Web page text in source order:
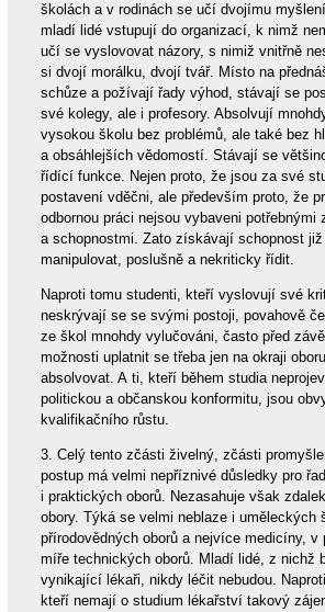
školách a v rodinách se učí dvojímu
mladí lidé vstupují do organizací, k nimž
učí se vyslovovat názory, s nimiž vnitřně
si dvojí morálku, dvojí tvář. Místo na
schůze a požívají řady výhod, stávají se
své kolegy, ale i profesory. Absolvují
vysokou školu bez problémů, ale také bez
a obsáhlejších vědomostí. Stávají se
řídící funkce. Nejen proto, že jsou za své
postavení vděčni, ale především proto, že
odbornou práci nejsou vybaveni potřebnými
a schopnostmi. Zato získávají schopnost
manipulovat, poslušně a nekriticky řídit.
Naproti tomu studenti, kteří vyslovují své
neskrývají se se svými postoji, povahově
ze škol mnohdy vylučováni, často před
možnosti uplatnit se třeba jen na okraji
absolvovat. A ti, kteří během studia
politickou a občanskou konformitu, jsou
kvalifikačního růstu.
3. Celý tento zčásti živelný, zčásti
postup má velmi nepříznivé důsledky pro
i praktických oborů. Nezasahuje však
obory. Týká se velmi neblaze i uměleckých
přírodovědných oborů a nejvíce medicíny, v
míře technických oborů. Mladí lidé, z nichž
vynikající lékaři, nikdy léčit nebudou.
kteří nemají o studium lékařství takový